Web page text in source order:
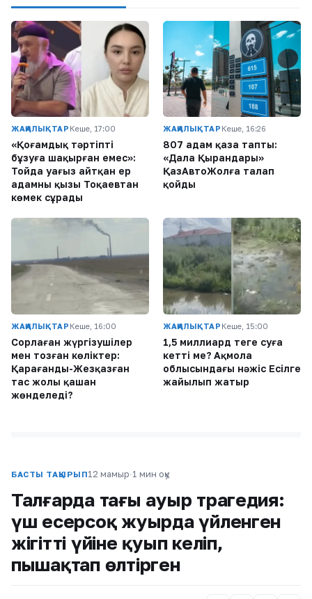
ЖАҢАЛЫҚТАР Кеше, 17:00
«Қоғамдық тәртіпті
бұзуға шақырған емес»:
Тойда уағыз айтқан ер
адамның қызы Тоқаевтан
көмек сұрады
ЖАҢАЛЫҚТАР Кеше, 16:26
807 адам қаза тапты:
«Дала Қырандары»
ҚазАвтоЖолға талап
қойды
ЖАҢАЛЫҚТАР Кеше, 16:00
Сорлаған жүргізушілер
мен тозған көліктер:
Қарағанды-Жезқазған
тас жолы қашан
жөнделеді?
ЖАҢАЛЫҚТАР Кеше, 15:00
1,5 миллиард теңге суға
кетті ме? Ақмола
облысындағы нәжіс Есілге
жайылып жатыр
БАСТЫ ТАҚЫРЫП12 мамыр·1 мин оқу
Талғарда тағы ауыр трагедия:
үш есерсоқ жуырда үйленген
жігітті үйіне қуып келіп,
пышақтап өлтірген